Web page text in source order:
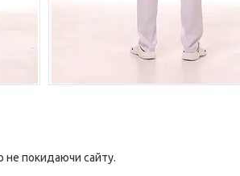
не покидаючи сайту.